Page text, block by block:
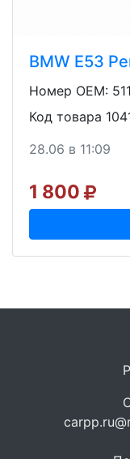
BMW E53
Номер OEM:
Код товара
28.06 в 11:09
1 800